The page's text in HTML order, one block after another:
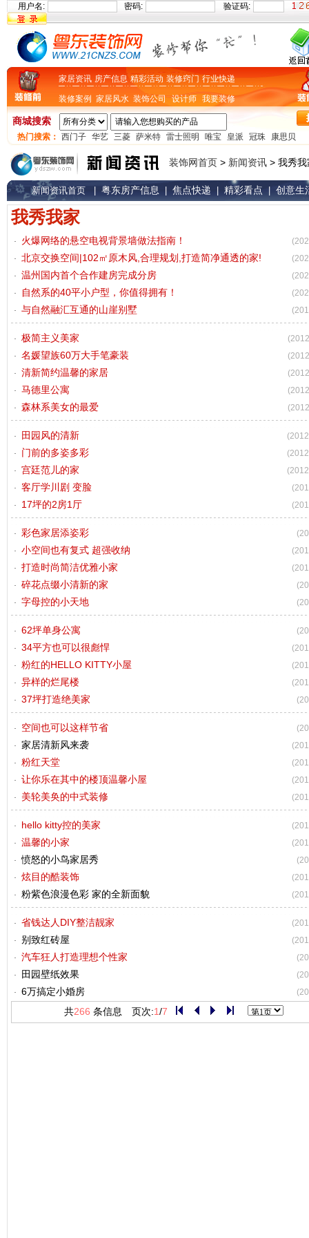
用户名: 密码: 验证码:
家居资讯 房产信息 精彩活动 装修窍门 行业快递
装修案例 家居风水 装饰公司 设计师 我要装修
商城搜索
热门搜索： 西门子 华艺 三菱 萨米特 雷士照明 唯宝 皇派 冠珠 康思贝
装饰网首页 > 新闻资讯 > 我秀我
新闻资讯首页 粤东房产信息 焦点快递 精彩看点 创意生
我秀我家
火爆网络的悬空电视背景墙做法指南！
北京交换空间|102㎡原木风,合理规划,打造简净通透的家!
温州国内首个合作建房完成分房
自然系的40平小户型，你值得拥有！
与自然融汇互通的山崖别墅
极简主义美家
名媛望族60万大手笔豪装
清新简约温馨的家居
马德里公寓
森林系美女的最爱
田园风的清新
门前的多姿多彩
宫廷范儿的家
客厅学川剧 变脸
17坪的2房1厅
彩色家居添姿彩
小空间也有复式 超强收纳
打造时尚简洁优雅小家
碎花点缀小清新的家
字母控的小天地
62坪单身公寓
34平方也可以很彪悍
粉红的HELLO KITTY小屋
异样的烂尾楼
37坪打造绝美家
空间也可以这样节省
家居清新风来袭
粉红天堂
让你乐在其中的楼顶温馨小屋
美轮美奂的中式装修
hello kitty控的美家
温馨的小家
愤怒的小鸟家居秀
炫目的酷装饰
粉紫色浪漫色彩 家的全新面貌
省钱达人DIY整洁靓家
别致红砖屋
汽车狂人打造理想个性家
田园壁纸效果
6万搞定小婚房
共266 条信息 页次:1/7